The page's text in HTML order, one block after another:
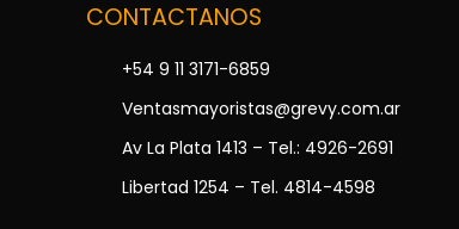
CONTACTANOS
+54 9 11 3171-6859
Ventasmayoristas@grevy.com.ar
Av La Plata 1413 – Tel.: 4926-2691
Libertad 1254 – Tel. 4814-4598